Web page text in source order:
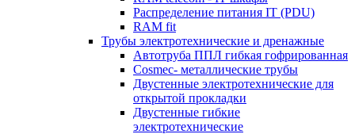
Распределение питания IT (PDU)
RAM fit
Трубы электротехнические и дренажные
Автотруба ППЛ гибкая гофрированная
Cosmec- металлические трубы
Двустенные электротехнические для
открытой прокладки
Двустенные гибкие
электротехнические